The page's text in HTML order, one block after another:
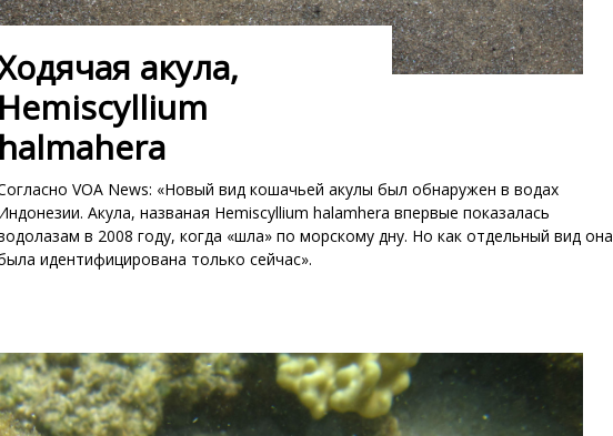
акула,
VOA News: «Новый вид кошачьей акулы был обнаружен в водах
Акула, названая Hemiscyllium halamhera впервые показалась
в 2008 году, когда «шла» по морскому дну. Но как отдельный вид она
идентифицирована только сейчас».